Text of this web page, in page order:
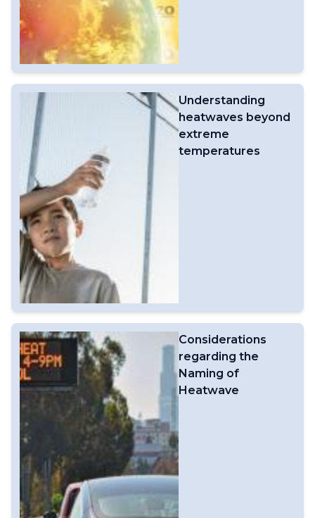
Understanding
heatwaves beyond
extreme
temperatures
Considerations
regarding the
Naming of
Heatwave